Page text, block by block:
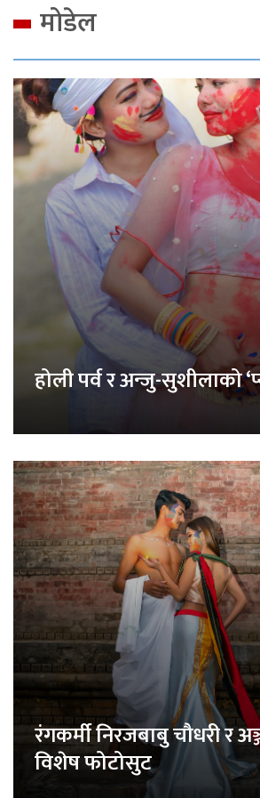
मोडेल
होली पर्व र अन्जु-सुशीलाको
रंगकर्मी निरजबाबु चौधरी र
विशेष फोटोसुट